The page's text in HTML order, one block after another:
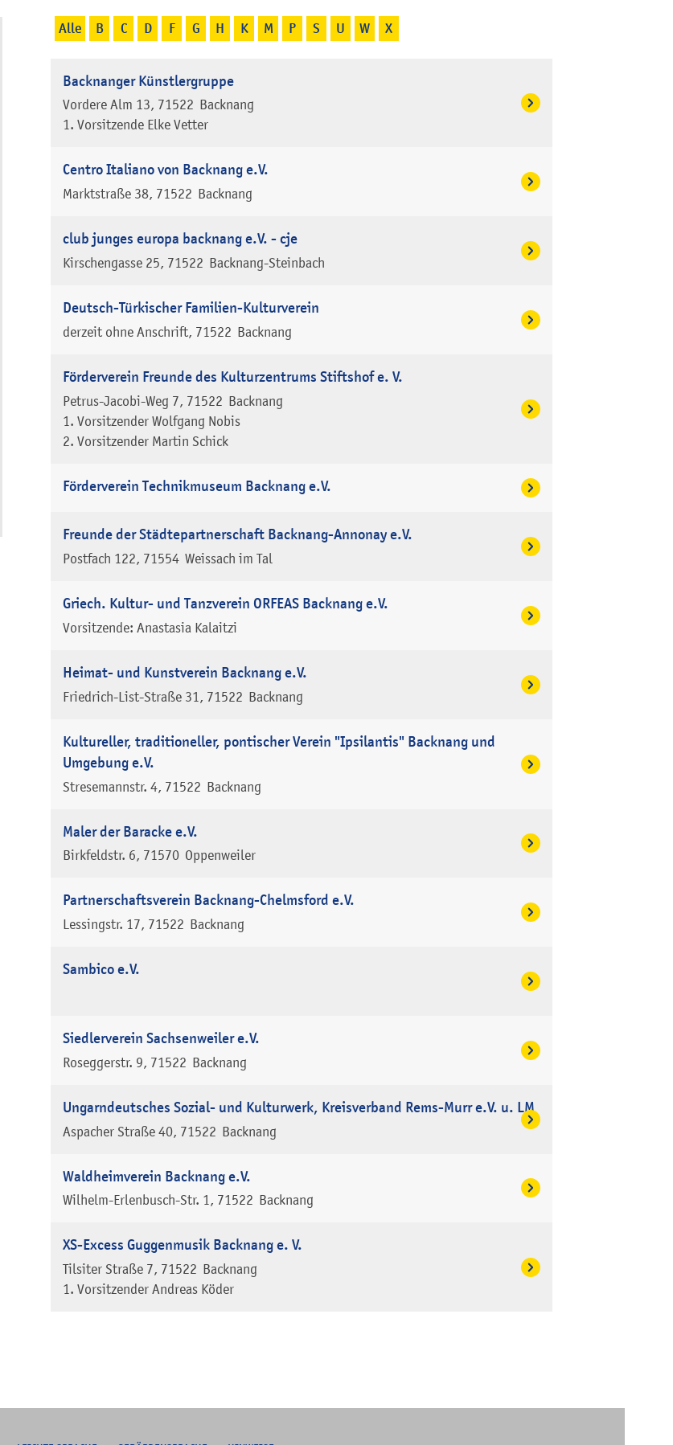
Alle B C D F G H K M P S U W X
Backnanger Künstlergruppe
Vordere Alm 13 71522 Backnang
1. Vorsitzende Elke Vetter
Centro Italiano von Backnang e.V.
Marktstraße 38 71522 Backnang
club junges europa backnang e.V. - cje
Kirschengasse 25 71522 Backnang-Steinbach
Deutsch-Türkischer Familien-Kulturverein
derzeit ohne Anschrift 71522 Backnang
Förderverein Freunde des Kulturzentrums Stiftshof e. V.
Petrus-Jacobi-Weg 7 71522 Backnang
1. Vorsitzender Wolfgang Nobis
2. Vorsitzender Martin Schick
Förderverein Technikmuseum Backnang e.V.
Freunde der Städtepartnerschaft Backnang-Annonay e.V.
Postfach 122 71554 Weissach im Tal
Griech. Kultur- und Tanzverein ORFEAS Backnang e.V.
Vorsitzende: Anastasia Kalaitzi
Heimat- und Kunstverein Backnang e.V.
Friedrich-List-Straße 31 71522 Backnang
Kultureller, traditioneller, pontischer Verein "Ipsilantis" Backnang und
Umgebung e.V.
Stresemannstr. 4 71522 Backnang
Maler der Baracke e.V.
Birkfeldstr. 6 71570 Oppenweiler
Partnerschaftsverein Backnang-Chelmsford e.V.
Lessingstr. 17 71522 Backnang
Sambico e.V.
Siedlerverein Sachsenweiler e.V.
Roseggerstr. 9 71522 Backnang
Ungarndeutsches Sozial- und Kulturwerk, Kreisverband Rems-Murr e.V. u. LM
Aspacher Straße 40 71522 Backnang
Waldheimverein Backnang e.V.
Wilhelm-Erlenbusch-Str. 1 71522 Backnang
XS-Excess Guggenmusik Backnang e. V.
Tilsiter Straße 7 71522 Backnang
1. Vorsitzender Andreas Köder